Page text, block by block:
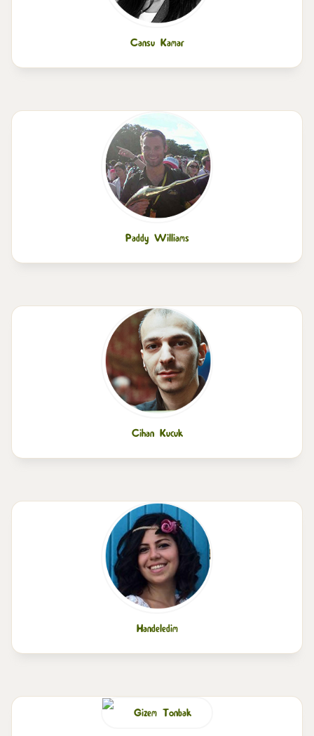
Cansu Kamar
Paddy Williams
Cihan Kucuk
Handeledim